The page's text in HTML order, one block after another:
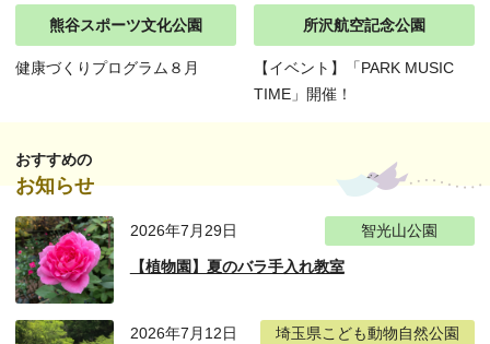
熊谷スポーツ文化公園
健康づくりプログラム８月
所沢航空記念公園
【イベント】「PARK MUSIC
TIME」開催！
おすすめの
お知らせ
2026年7月29日 智光山公園
【植物園】夏のバラ手入れ教室
2026年7月12日 埼玉県こども動物自然公園